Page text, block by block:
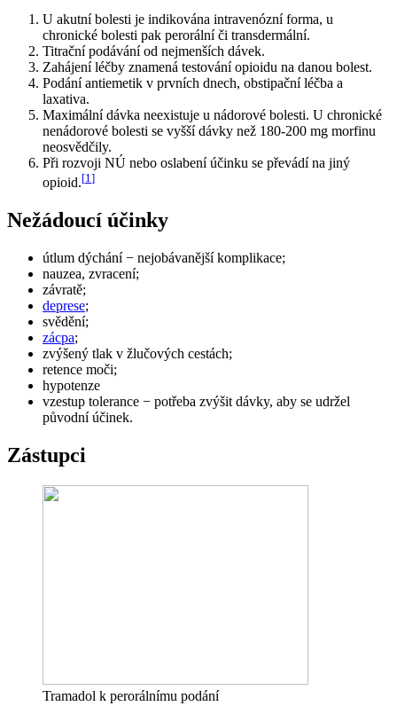
U akutní bolesti je indikována intravenózní forma, u
chronické bolesti pak perorální či transdermální.
Titrační podávání od nejmenších dávek.
Zahájení léčby znamená testování opioidu na danou bolest.
Podání antiemetik v prvních dnech, obstipační léčba a
laxativa.
Maximální dávka neexistuje u nádorové bolesti. U chronické
nenádorové bolesti se vyšší dávky než 180-200 mg morfinu
neosvědčily.
Při rozvoji NÚ nebo oslabení účinku se převádí na jiný
opioid.[1 ]
Nežádoucí účinky
útlum dýchání − nejobávanější komplikace;
nauzea, zvracení;
závratě;
deprese;
svědění;
zácpa;
zvýšený tlak v žlučových cestách;
retence moči;
hypotenze
vzestup tolerance − potřeba zvýšit dávky, aby se udržel
původní účinek.
Zástupci
Tramadol k perorálnímu podání